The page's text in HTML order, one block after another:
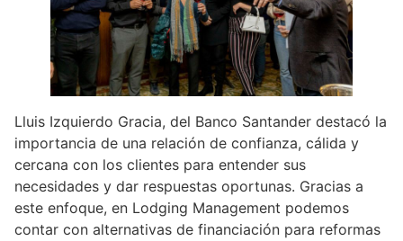
Lluis Izquierdo Gracia, del Banco Santander destacó la
importancia de una relación de confianza, cálida y
cercana con los clientes para entender sus
necesidades y dar respuestas oportunas. Gracias a
este enfoque, en Lodging Management podemos
contar con alternativas de financiación para reformas